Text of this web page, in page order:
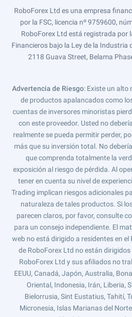
RoboForex Ltd es una empresa
por la FSC, licencia nº 9759600,
RoboForex Ltd está registrada por
Financieros bajo la Ley de la Industria
2118 Guava Street, Belama
Advertencia de Riesgo: Existe un alto
de productos apalancados como
cuentas de inversores minoristas
con este proveedor. Usted no
realmente se pueda permitir perder,
más que su inversión total. No
que comprenda totalmente la
exposición al riesgo de pérdida. Al
tener en cuenta su nivel de
Trading implican riesgos adicionales
naturaleza de tales productos. Si
parecen claros, por favor, consulte
para un consejo independiente. El
web no está dirigido a residentes en
de RoboForex Ltd no están
RoboForex Ltd y sus afiliados no
EEUU, Canadá, Japón, Australia,
Oriental, Indonesia, Irán, Liberia,
Bielorrusia, Sint Eustatius, Tahití,
Micronesia, Islas Marianas del